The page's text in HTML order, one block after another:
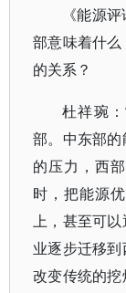
《能源
部意味着什
的关系？
杜祥琬
部。中东部
的压力，西
时，把能源
上，甚至可
业逐步迁移
改变传统的